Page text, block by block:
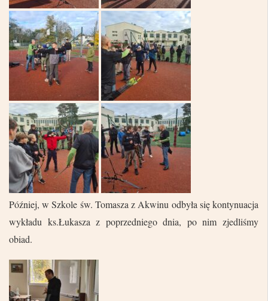
Później, w Szkole św. Tomasza z Akwinu odbyła się kontynuacja
wykładu ks.Łukasza z poprzedniego dnia, po nim zjedliśmy
obiad.